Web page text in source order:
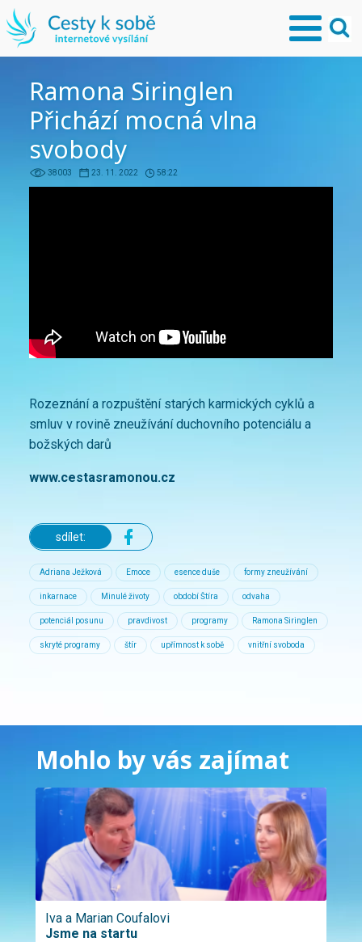
Ramona Siringlen
Přichází mocná vlna
svobody
38003 23. 11. 2022 58:22
Rozeznání a rozpuštění starých karmických cyklů a
smluv v rovině zneužívání duchovního potenciálu a
božských darů
www.cestasramonou.cz
sdílet:
Adriana Ježková Emoce esence duše formy zneužívání
inkarnace Minulé životy období Štíra odvaha
potenciál posunu pravdivost programy Ramona Siringlen
skryté programy štír upřímnost k sobě vnitřní svoboda
Mohlo by vás zajímat
Iva a Marian Coufalovi
Jsme na startu